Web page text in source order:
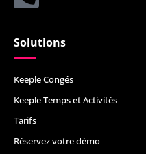
Solutions
Keeple Congés
Keeple Temps et Activités
Tarifs
Réservez votre démo